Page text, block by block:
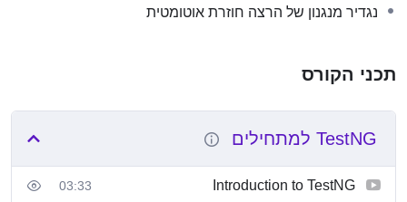
נגדיר מנגנון של הרצה חוזרת אוטומטית
תכני הקורס
TestNG למתחילים
Introduction to TestNG
03:33